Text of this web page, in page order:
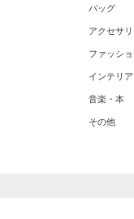
バッグ
アクセサ
ファッシ
インテリア
音楽・本
その他